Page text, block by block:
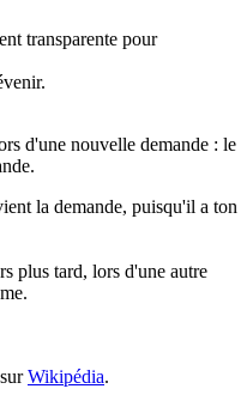
transparente pour
d'une nouvelle demande : le
la demande, puisqu'il a ton
plus tard, lors d'une autre
Wikipédia.